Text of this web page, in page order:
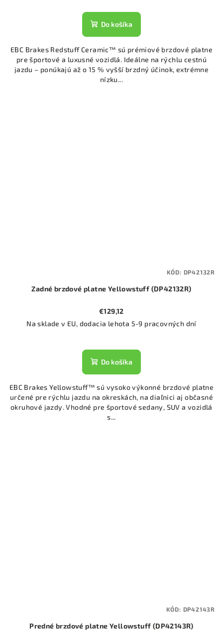
Do košíka
EBC Brakes Redstuff Ceramic™ sú prémiové brzdové platne
pre športové a luxusné vozidlá. Ideálne na rýchlu cestnú
jazdu – ponúkajú až o 15 % vyšší brzdný účinok, extrémne
nízku...
Zadné brzdové platne Yellowstuff (DP42132R)
€129,12
Na sklade v EU, dodacia lehota 5-9 pracovných dní
Do košíka
EBC Brakes Yellowstuff™ sú vysoko výkonné brzdové platne
určené pre rýchlu jazdu na okreskách, na diaľnici aj občasné
okruhové jazdy. Vhodné pre športové sedany, SUV a vozidlá
s...
KÓD: DP42132R
Predné brzdové platne Yellowstuff (DP42143R)
KÓD: DP42143R